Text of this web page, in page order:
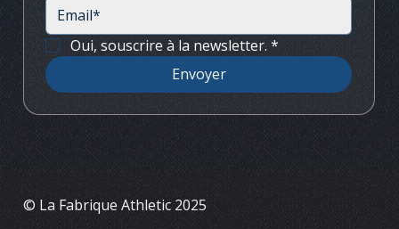
Oui, souscrire à la newsletter.*
Envoyer
© La Fabrique Athletic 2025